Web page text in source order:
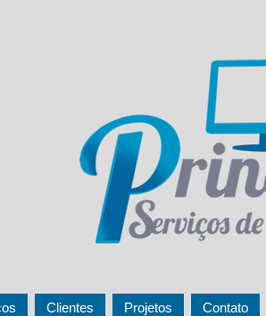
Clientes Projetos Contato